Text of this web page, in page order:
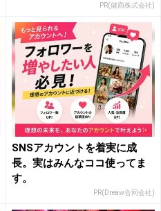
PR(健商株式会社)
SNSアカウントを着実に成
長。実はみんなココ使ってま
す。
PR(Dreaw合同会社)